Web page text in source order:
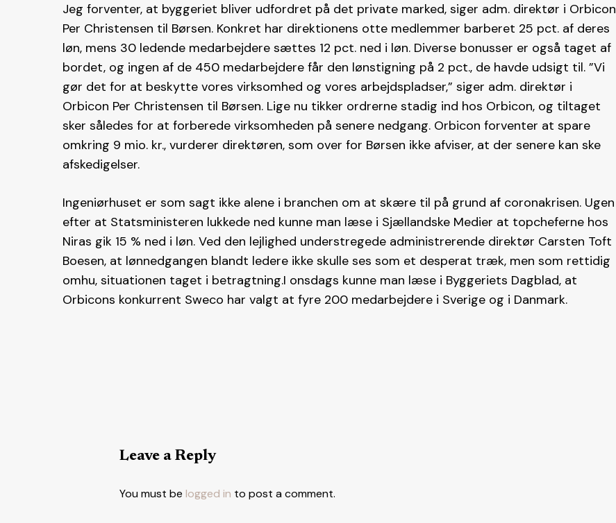
Jeg forventer, at byggeriet bliver udfordret på det private marked, siger adm. direktør i Orbicon
Per Christensen til Børsen. Konkret har direktionens otte medlemmer barberet 25 pct. af deres
løn, mens 30 ledende medarbejdere sættes 12 pct. ned i løn. Diverse bonusser er også taget af
bordet, og ingen af de 450 medarbejdere får den lønstigning på 2 pct., de havde udsigt til. ”Vi
gør det for at beskytte vores virksomhed og vores arbejdspladser,” siger adm. direktør i
Orbicon Per Christensen til Børsen. Lige nu tikker ordrerne stadig ind hos Orbicon, og tiltaget
sker således for at forberede virksomheden på senere nedgang. Orbicon forventer at spare
omkring 9 mio. kr., vurderer direktøren, som over for Børsen ikke afviser, at der senere kan ske
afskedigelser.
Ingeniørhuset er som sagt ikke alene i branchen om at skære til på grund af coronakrisen. Ugen
efter at Statsministeren lukkede ned kunne man læse i Sjællandske Medier at topcheferne hos
Niras gik 15 % ned i løn. Ved den lejlighed understregede administrerende direktør Carsten Toft
Boesen, at lønnedgangen blandt ledere ikke skulle ses som et desperat træk, men som rettidig
omhu, situationen taget i betragtning.I onsdags kunne man læse i Byggeriets Dagblad, at
Orbicons konkurrent Sweco har valgt at fyre 200 medarbejdere i Sverige og i Danmark.
Leave a Reply
You must be logged in to post a comment.